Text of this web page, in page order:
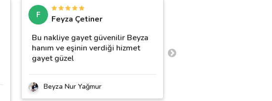
F
Feyza Çetiner
Bu nakliye gayet güvenilir Beyza
hanım ve eşinin verdiği hizmet
gayet güzel
Beyza Nur Yağmur